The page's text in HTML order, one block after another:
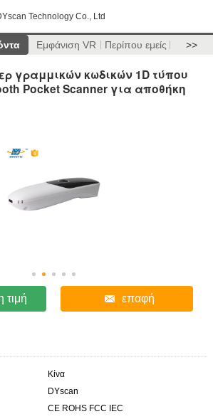
Technology Co., Ltd
Εμφάνιση VR Περίπου εμείς >>
γραμμικών κωδικών 1D τύπου
Pocket Scanner για αποθήκη
τιμή επαφή
Κίνα
DYscan
CE ROHS FCC IEC